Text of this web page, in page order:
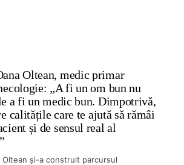
Oltean, medic primar
„A fi un om bun nu
a fi un medic bun. Dimpotrivă,
calitățile care te ajută să rămâi
și de sensul real al
Oltean și-a construit parcursul